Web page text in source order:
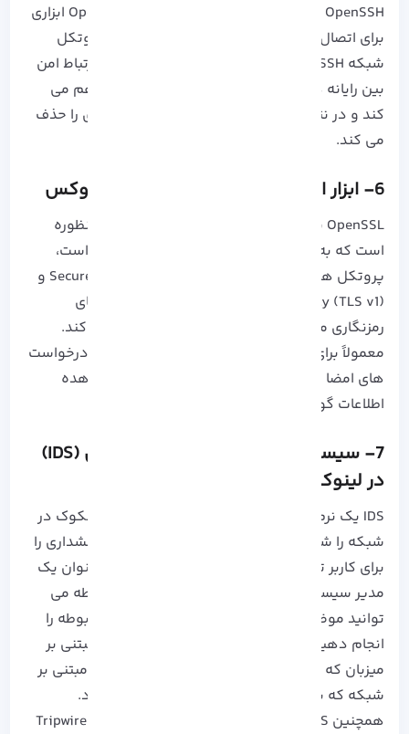
OpenSSH بهترین گزینه برای شماست، زیرا OpenSSH ابزاری
برای اتصال ریموت به وسیله ورود از راه دور با پروتکل
شبکه SSH است. این ابزار امنیتی امکان برقراری ارتباط امن
بین رایانه ها با رمزگذاری ترافیک بین آن ها را فراهم می
کند و در نتیجه فعالیت های مخرب مجرمان سایبری را حذف
می کند.
6- ابزار امنیتی کتابخانه OpenSSL در لینوکس
OpenSSL یک کتابخانه رمزنگاری عمومی و همه منظوره
است که به عنوان یک ابزار خط فرمان در دسترس است،
پروتکل های شبکه Secure Sockets Layer (SSL v2/v3) و
Transport Layer Security (TLS v1) و استانداردهای
رمزنگاری مرتبط مورد نیاز آن ها را پیاده سازی می کند.
معمولاً برای تولید کلیدهای خصوصی، ایجاد CSR (درخواست‌
های امضا گواهی)، نصب گواهی SSL/TLS و مشاهده
اطلاعات گواهی استفاده می‌شود.
7- سیستم تشخیص نفوذ و ابزار امنیتی (IDS)
در لینوکس
IDS یک نرم افزار نظارتی است که فعالیت های مشکوک در
شبکه را شناسایی می کند و بر اساس آن خطا و هشداری را
برای کاربر تولید و بر می‌ گرداند. بنابراین شما به عنوان یک
مدیر سیستم یا تحلیلگر امنیتی یا هر پرسنل مربوطه می
توانید موضوع را بررسی کرده و اقدامات لازم و مربوطه را
انجام دهید. در کل دو نوع IDS وجود دارد، IDS مبتنی بر
میزبان که برای نظارت بر یک سیستم منفرد و IDS مبتنی بر
شبکه که برای نظارت بر کل شبکه مستقر می‌ شود.
همچنین IDS های مبتنی بر نرم افزار مانند Tripwire، Tiger،